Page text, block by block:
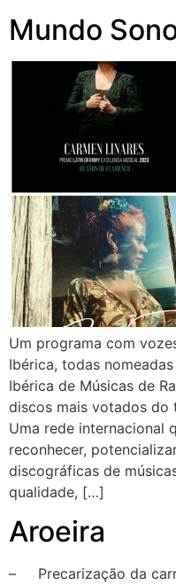
Mundo
Um programa com
Ibérica, todas
Ibérica de Músicas de
discos mais votados do
Uma rede internacional
reconhecer,
discográficas de
qualidade, […]
Aroeira
– Precarização da